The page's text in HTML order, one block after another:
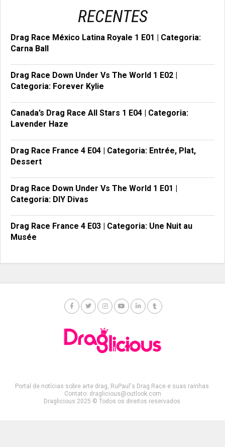
RECENTES
Drag Race México Latina Royale 1 E01 | Categoria:
Carna Ball
Drag Race Down Under Vs The World 1 E02 |
Categoria: Forever Kylie
Canada’s Drag Race All Stars 1 E04 | Categoria:
Lavender Haze
Drag Race France 4 E04 | Categoria: Entrée, Plat,
Dessert
Drag Race Down Under Vs The World 1 E01 |
Categoria: DIY Divas
Drag Race France 4 E03 | Categoria: Une Nuit au
Musée
Portal de notícias sobre arte drag, RuPaul's Drag Race e suas rainhas.
Contato: draglicious@outlook.com
Draglicious 2025 © Todos os direitos reservados.